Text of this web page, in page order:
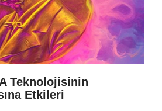
Teknolojisinin
Etkileri